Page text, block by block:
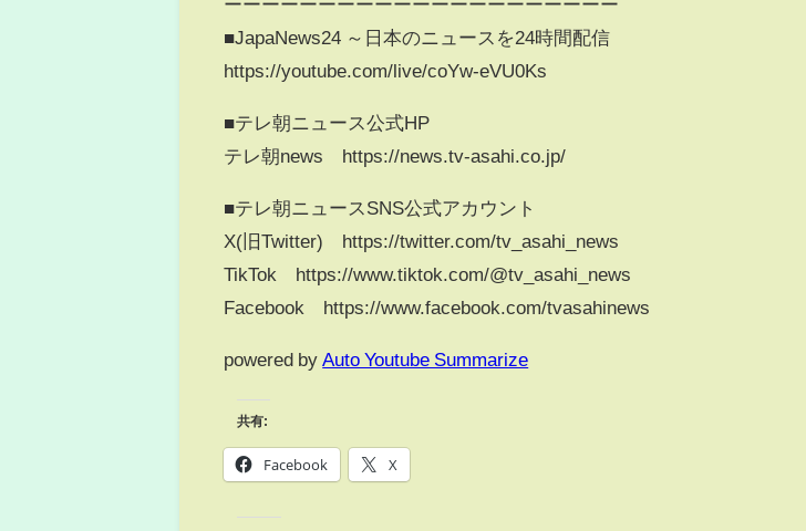
ーーーーーーーーーーーーーーーーーーーーー
■JapaNews24 ～日本のニュースを24時間配信
https://youtube.com/live/coYw-eVU0Ks
■テレ朝ニュース公式HP
テレ朝news https://news.tv-asahi.co.jp/
■テレ朝ニュースSNS公式アカウント
X(旧Twitter) https://twitter.com/tv_asahi_news
TikTok https://www.tiktok.com/@tv_asahi_news
Facebook https://www.facebook.com/tvasahinews
powered by Auto Youtube Summarize
共有:
Facebook X